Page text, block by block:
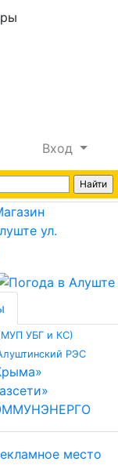
Вход
УБГ и КС)
РЭС
место